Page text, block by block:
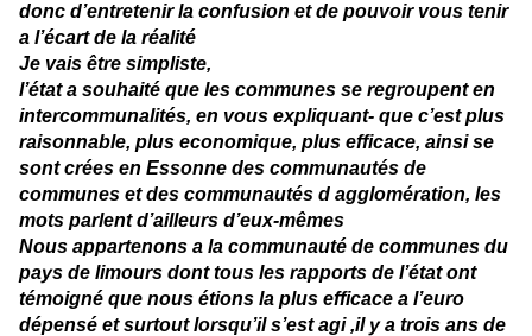
donc d’entretenir la confusion et de pouvoir vous tenir
a l’écart de la réalité
Je vais être simpliste,
l’état a souhaité que les communes se regroupent en
intercommunalités, en vous expliquant- que c’est plus
raisonnable, plus economique, plus efficace, ainsi se
sont crées en Essonne des communautés de
communes et des communautés d agglomération, les
mots parlent d’ailleurs d’eux-mêmes
Nous appartenons a la communauté de communes du
pays de limours dont tous les rapports de l’état ont
témoigné que nous étions la plus efficace a l’euro
dépensé et surtout lorsqu’il s’est agi ,il y a trois ans de